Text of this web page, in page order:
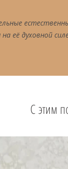
её духовной
С этим